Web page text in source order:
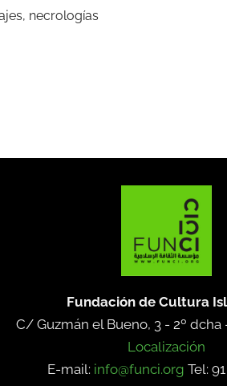
necrologías
Fundación de Cultura
C/ Guzmán el Bueno, 3 - 2º dcha
Localización
E-mail: info@funci.org Tel: